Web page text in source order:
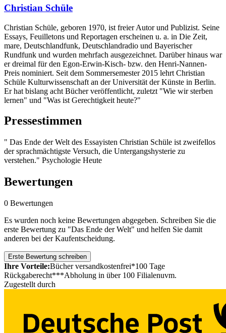
Christian Schüle
Christian Schüle, geboren 1970, ist freier Autor und Publizist. Seine
Essays, Feuilletons und Reportagen erscheinen u. a. in Die Zeit,
mare, Deutschlandfunk, Deutschlandradio und Bayerischer
Rundfunk und wurden mehrfach ausgezeichnet. Darüber hinaus war
er dreimal für den Egon-Erwin-Kisch- bzw. den Henri-Nannen-
Preis nominiert. Seit dem Sommersemester 2015 lehrt Christian
Schüle Kulturwissenschaft an der Universität der Künste in Berlin.
Er hat bislang acht Bücher veröffentlicht, zuletzt "Wie wir sterben
lernen" und "Was ist Gerechtigkeit heute?"
Pressestimmen
" Das Ende der Welt des Essayisten Christian Schüle ist zweifellos
der sprachmächtigste Versuch, die Untergangshysterie zu
verstehen." Psychologie Heute
Bewertungen
0 Bewertungen
Es wurden noch keine Bewertungen abgegeben. Schreiben Sie die
erste Bewertung zu "Das Ende der Welt" und helfen Sie damit
anderen bei der Kaufentscheidung.
Erste Bewertung schreiben
Ihre Vorteile:Bücher versandkostenfrei*100 Tage
Rückgaberecht***Abholung in über 100 Filialenuvm.
Zugestellt durch